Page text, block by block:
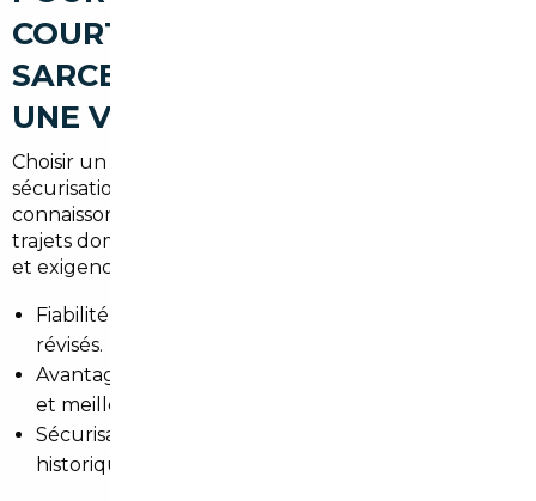
COURTIER AUTOMOBILE À
SARCELLES POUR ACHETER
UNE VOITURE D'OCCASION
Choisir un courtier local, c'est prioriser la
sécurisation d'un achat automobile. À Sarcelles, nous
connaissons les besoins des habitants du Val-d'Oise :
trajets domicile-travail vers Paris, transports familiaux
et exigences en matière de consommation.
Fiabilité : recherche de véhicules contrôlés et
révisés.
Avantages : accès à un parc européen plus large
et meilleurs prix.
Sécurisation : vérifications administratives et
historiques avant achat.